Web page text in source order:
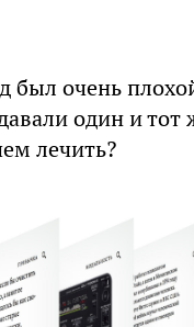
был очень
один и
лечить?